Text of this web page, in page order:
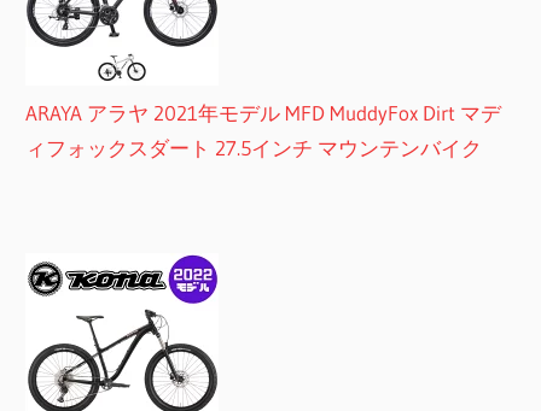
ARAYA アラヤ 2021年モデル MFD MuddyFox Dirt マデ
ィフォックスダート 27.5インチ マウンテンバイク